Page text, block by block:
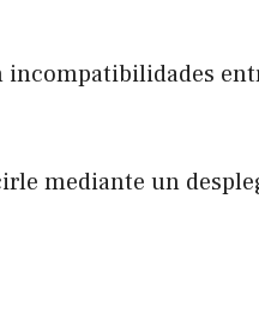
incompatibilidades
mediante un